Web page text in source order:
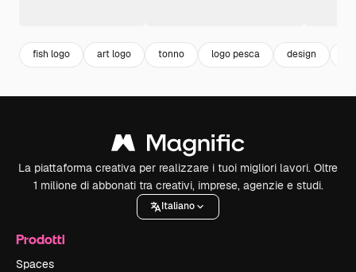
fish logo art logo tonno logo pesca design
La piattaforma creativa per realizzare i tuoi migliori lavori. Oltre
1 milione di abbonati tra creativi, imprese, agenzie e studi.
Italiano
Prodotti
Spaces